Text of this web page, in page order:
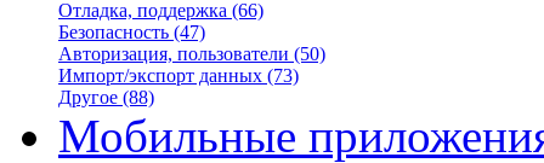
Отладка, поддержка (66)
Безопасность (47)
Авторизация, пользователи (50)
Импорт/экспорт данных (73)
Другое (88)
Мобильные